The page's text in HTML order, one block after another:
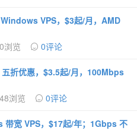
VPS，$3起/月，AMD
浏览 0评论
折优惠，$3.5起/月，100Mbps
浏览 0评论
带宽 VPS，$17起/年；1Gbps 不